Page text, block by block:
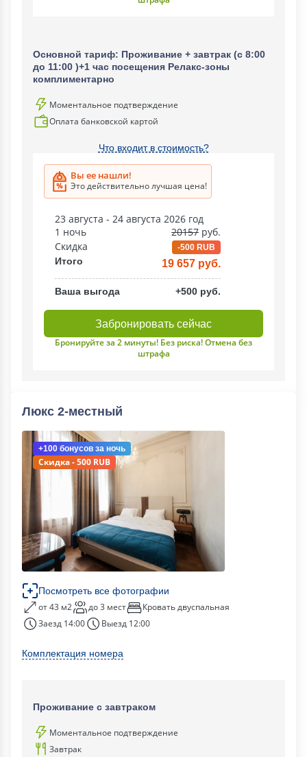
Основной тариф: Проживание + завтрак (с 8:00
до 11:00 )+1 час посещения Релакс-зоны
комплиментарно
Моментальное подтверждение
Оплата банковской картой
Что входит в стоимость?
Вы ее нашли!
Это действительно лучшая цена!
23 августа - 24 августа 2026 год
1 ночь
20157 руб.
Скидка
-500 RUB
Итого 19 657 руб.
Ваша выгода +500 руб.
Забронировать сейчас
Бронируйте за 2 минуты! Без риска! Отмена без
штрафа
Люкс 2-местный
+100 бонусов за ночь
Скидка - 500 RUB
Посмотреть все фотографии
от 43 м2 до 3 мест
Кровать двуспальная
Заезд 14:00
Выезд 12:00
Комплектация номера
Проживание с завтраком
Моментальное подтверждение
Завтрак